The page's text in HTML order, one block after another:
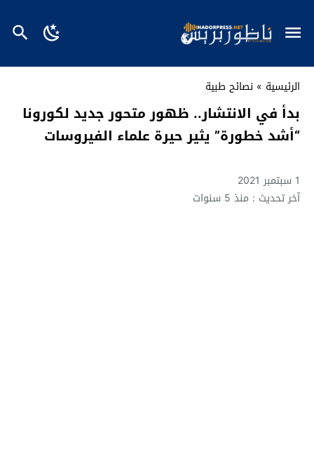
الرئيسية » نصائح طبية
بدأ في الانتشار.. ظهور متحور جديد لكورونا
“أشد خطورة” يثير حيرة علماء الفيروسات
1 سبتمبر 2021
آخر تحديث : منذ 5 سنوات